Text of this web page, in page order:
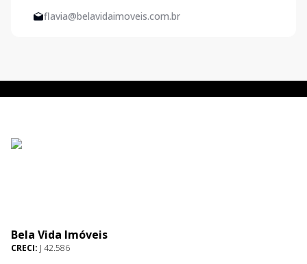
flavia@belavidaimoveis.com.br
Bela Vida Imóveis
CRECI: J 42.586